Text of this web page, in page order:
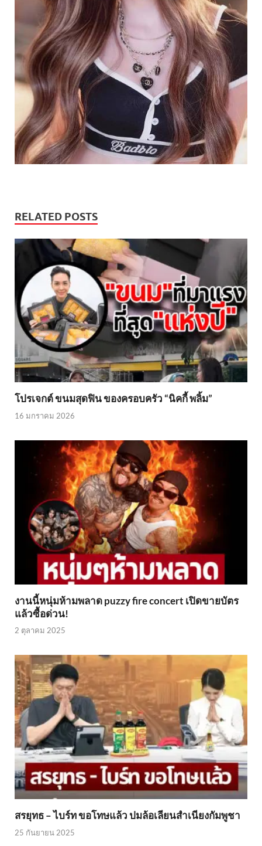
RELATED POSTS
โปรเจกต์ ขนมสุดฟิน ของครอบครัว “นิคกี้ พลิ้ม”
16 มกราคม 2026
งานนี้หนุ่มห้ามพลาด puzzy fire concert เปิดขายบัตร
แล้วซื้อด่วน!
2 ตุลาคม 2025
สรยุทธ – ไบร์ท ขอโทษแล้ว ปมล้อเลียนสำเนียงกัมพูชา
25 กันยายน 2025